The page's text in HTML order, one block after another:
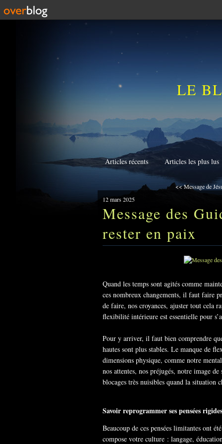
LE
Articles récents Articles les plus lus
<< Message de
12 mars 2025
Message des
rester en paix
Quand les temps sont agités comme
ces nombreux changements, il faut faire
de faire, nos croyances, ajuster tout cela
flexibilité intérieure est essentielle pour
Pour y arriver, il faut bien comprendre
hautes sont plus stables. Le manque de
dimensions physique, comme notre
nos attentes, nos préjugés, notre image
blocages très nuisibles quand la situation
Savoir reprogrammer ses pensées rigides
Beaucoup de ces pensées limitantes ont
compose votre culture : langage,